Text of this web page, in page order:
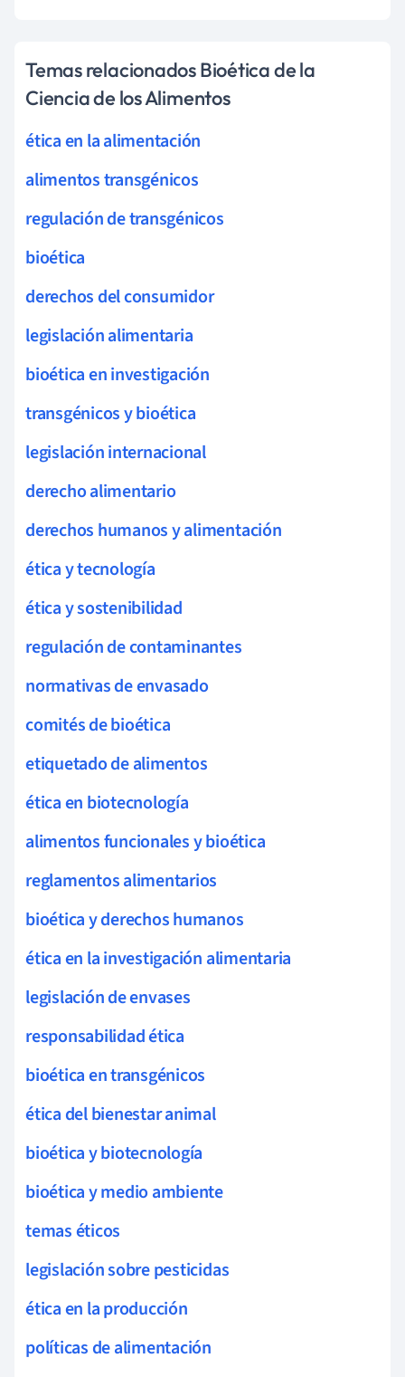
Temas relacionados Bioética de la
Ciencia de los Alimentos
ética en la alimentación
alimentos transgénicos
regulación de transgénicos
bioética
derechos del consumidor
legislación alimentaria
bioética en investigación
transgénicos y bioética
legislación internacional
derecho alimentario
derechos humanos y alimentación
ética y tecnología
ética y sostenibilidad
regulación de contaminantes
normativas de envasado
comités de bioética
etiquetado de alimentos
ética en biotecnología
alimentos funcionales y bioética
reglamentos alimentarios
bioética y derechos humanos
ética en la investigación alimentaria
legislación de envases
responsabilidad ética
bioética en transgénicos
ética del bienestar animal
bioética y biotecnología
bioética y medio ambiente
temas éticos
legislación sobre pesticidas
ética en la producción
políticas de alimentación